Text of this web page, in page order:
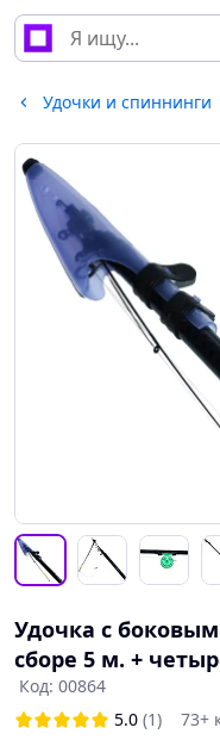
Удочки и спиннинги
Удочка с
сборе 5 м. +
Код: 00864
5.0 (1)
73+